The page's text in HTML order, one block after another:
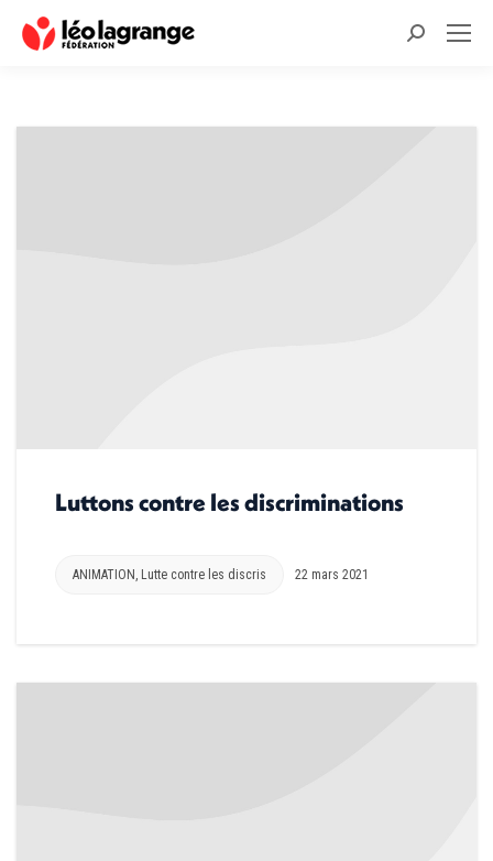
Recherche
Luttons contre les discriminations
ANIMATION Lutte contre les discris 22 mars 2021